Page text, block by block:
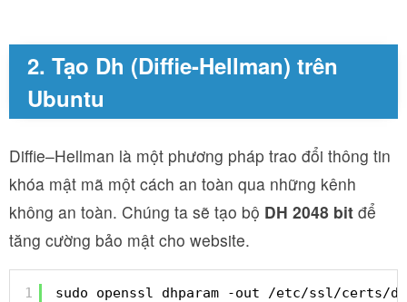
2. Tạo Dh (Diffie-Hellman) trên
Ubuntu
Diffie–Hellman là một phương pháp trao đổi thông tin
khóa mật mã một cách an toàn qua những kênh
không an toàn. Chúng ta sẽ tạo bộ DH 2048 bit để
tăng cường bảo mật cho website.
1 sudo openssl dhparam -out /etc/ssl/certs/